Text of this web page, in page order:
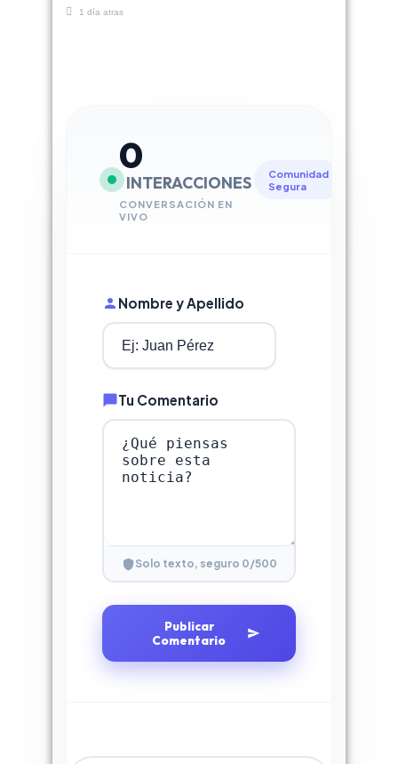
1 día atras
0
INTERACCIONES
CONVERSACIÓN EN
VIVO
Comunidad
Segura
Nombre y Apellido
Tu Comentario
Solo texto, seguro 0/500
Publicar
Comentario